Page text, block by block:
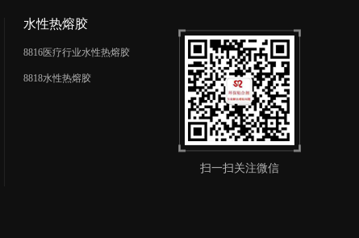
水性热熔胶
8816医疗行业水性热熔胶
8818水性热熔胶
扫一扫关注微信